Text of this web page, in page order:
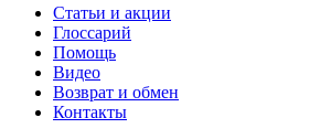
Статьи и акции
Глоссарий
Помощь
Видео
Возврат и обмен
Контакты